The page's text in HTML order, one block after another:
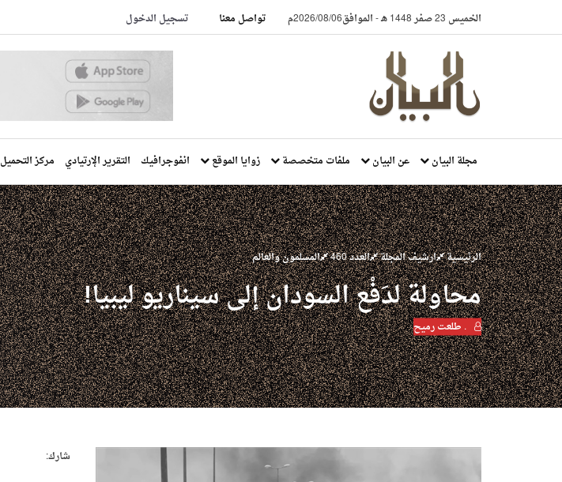
الخميس 23 صفر 1448 هـ -الموافق2026/08/06م تواصل معنا تسجيل الدخول
مجلة البيان عن البيان ملفات متخصصة زوايا الموقع انفوجرافيك التقرير الإرتيادي مركز التحميل
الرئيسية ارشيف المجلة العدد 460 المسلمون والعالم
محاولة لدَفْع السودان إلى سيناريو ليبيا!
. طلعت رميح
شارك: